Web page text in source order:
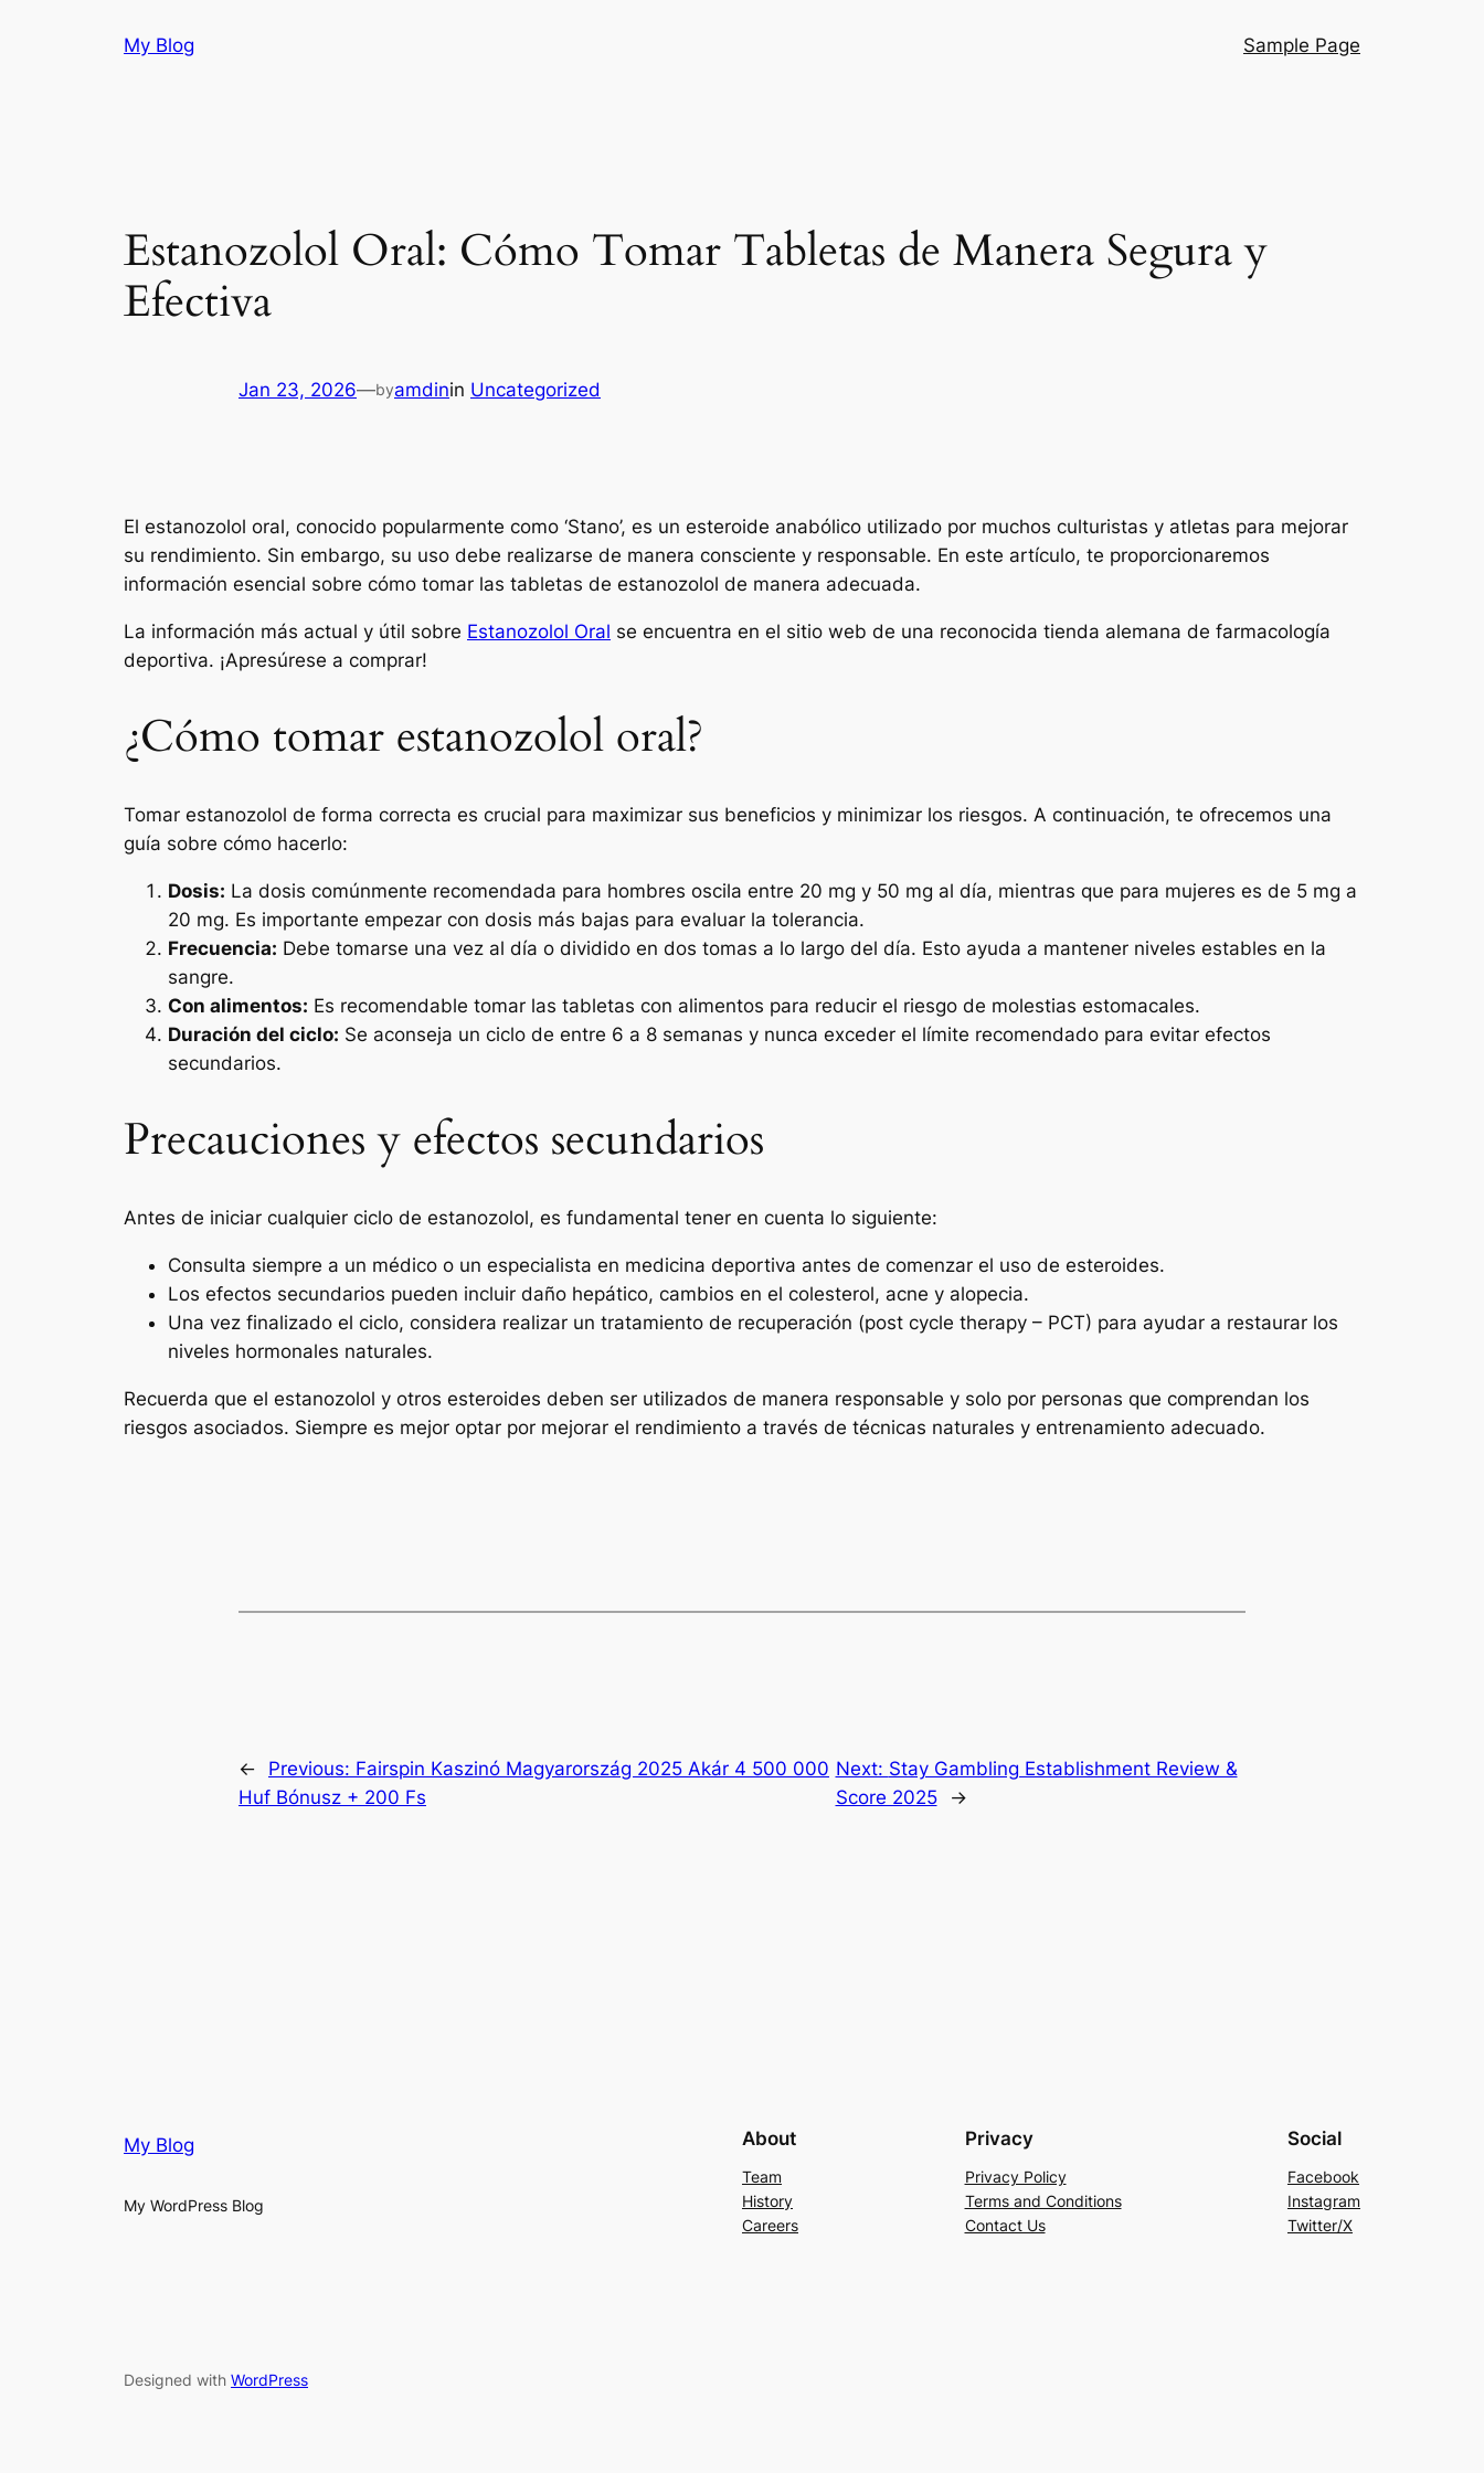
My Blog Sample Page
Estanozolol Oral: Cómo Tomar Tabletas de Manera Segura y
Efectiva
Jan 23, 2026—byamdinin Uncategorized
El estanozolol oral, conocido popularmente como ‘Stano’, es un esteroide anabólico utilizado por muchos culturistas y atletas para mejorar
su rendimiento. Sin embargo, su uso debe realizarse de manera consciente y responsable. En este artículo, te proporcionaremos
información esencial sobre cómo tomar las tabletas de estanozolol de manera adecuada.
La información más actual y útil sobre Estanozolol Oral se encuentra en el sitio web de una reconocida tienda alemana de farmacología
deportiva. ¡Apresúrese a comprar!
¿Cómo tomar estanozolol oral?
Tomar estanozolol de forma correcta es crucial para maximizar sus beneficios y minimizar los riesgos. A continuación, te ofrecemos una
guía sobre cómo hacerlo:
Dosis: La dosis comúnmente recomendada para hombres oscila entre 20 mg y 50 mg al día, mientras que para mujeres es de 5 mg a
20 mg. Es importante empezar con dosis más bajas para evaluar la tolerancia.
Frecuencia: Debe tomarse una vez al día o dividido en dos tomas a lo largo del día. Esto ayuda a mantener niveles estables en la
sangre.
Con alimentos: Es recomendable tomar las tabletas con alimentos para reducir el riesgo de molestias estomacales.
Duración del ciclo: Se aconseja un ciclo de entre 6 a 8 semanas y nunca exceder el límite recomendado para evitar efectos
secundarios.
Precauciones y efectos secundarios
Antes de iniciar cualquier ciclo de estanozolol, es fundamental tener en cuenta lo siguiente:
Consulta siempre a un médico o un especialista en medicina deportiva antes de comenzar el uso de esteroides.
Los efectos secundarios pueden incluir daño hepático, cambios en el colesterol, acne y alopecia.
Una vez finalizado el ciclo, considera realizar un tratamiento de recuperación (post cycle therapy – PCT) para ayudar a restaurar los
niveles hormonales naturales.
Recuerda que el estanozolol y otros esteroides deben ser utilizados de manera responsable y solo por personas que comprendan los
riesgos asociados. Siempre es mejor optar por mejorar el rendimiento a través de técnicas naturales y entrenamiento adecuado.
← Previous: Fairspin Kaszinó Magyarország 2025 Akár 4 500 000
Huf Bónusz + 200 Fs
Next: Stay Gambling Establishment Review &
Score 2025
→
My Blog
My WordPress Blog
About
Team
History
Careers
Privacy
Privacy Policy
Terms and Conditions
Contact Us
Social
Facebook
Instagram
Twitter/X
Designed with WordPress